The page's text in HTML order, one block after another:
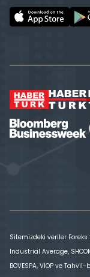
Sitemizdeki veriler
Industrial Average,
BOVESPA, VİOP ve